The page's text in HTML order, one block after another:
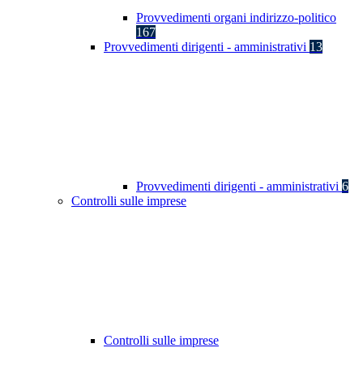
Provvedimenti organi indirizzo-politico
167
Provvedimenti dirigenti - amministrativi 13
Provvedimenti dirigenti - amministrativi 6
Controlli sulle imprese
Controlli sulle imprese